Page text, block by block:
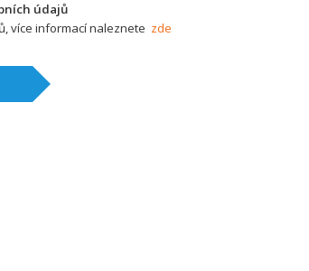
údajů
více informací naleznete zde